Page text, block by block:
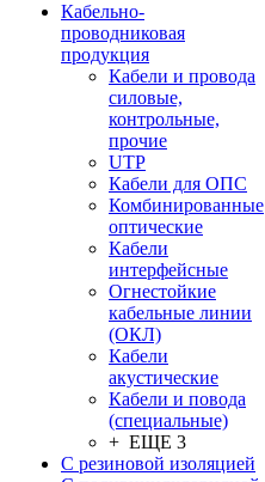
Кабельно-
проводниковая
продукция
Кабели и провода
силовые,
контрольные,
прочие
UTP
Кабели для ОПС
Комбинированные
оптические
Кабели
интерфейсные
Огнестойкие
кабельные линии
(ОКЛ)
Кабели
акустические
Кабели и повода
(специальные)
+ ЕЩЕ 3
С резиновой изоляцией